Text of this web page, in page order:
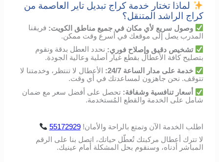
لماذا تختار خدمة كراج تبديل تاير العاصمة من
كراج الراشد المتنقل؟
وصول سريع لأي مكان في جميع مناطق الكويت: فريقنا
المدرب يصل إلى موقعك في أسرع وقت ممكن.
تشخيص دقيق وإصلاح فوري: نحدد العطل بدقة ونقوم
بتصليح كافة الأعطال بقطع غيار أصلية وعالية الجودة.
خدمة على مدار الساعة 24/7: الأعطال لا تنتظر، وخدمتنا لا
تتوقف. نحن جاهزون لمساعدتك في أي وقت.
أسعار تنافسية وشفافة: تحصل على أفضل سعر مع ضمان
شامل على الخدمة والقطع المُستخدمة.
اطلب الخدمة الآن وتمتع بالراحة والأمان!
55172929
لا تترك أعطال مركبتك تُعطّل حياتك، اتصل بنا على الرقم
المباشر أدناه، وسنقوم بحل المشكلة أمام عينيك.